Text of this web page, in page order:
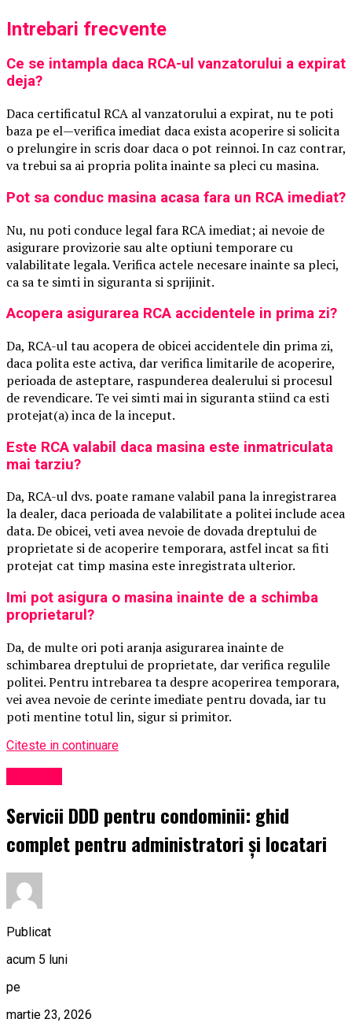
Intrebari frecvente
Ce se intampla daca RCA-ul vanzatorului a expirat
deja?
Daca certificatul RCA al vanzatorului a expirat, nu te poti
baza pe el—verifica imediat daca exista acoperire si solicita
o prelungire in scris doar daca o pot reinnoi. In caz contrar,
va trebui sa ai propria polita inainte sa pleci cu masina.
Pot sa conduc masina acasa fara un RCA imediat?
Nu, nu poti conduce legal fara RCA imediat; ai nevoie de
asigurare provizorie sau alte optiuni temporare cu
valabilitate legala. Verifica actele necesare inainte sa pleci,
ca sa te simti in siguranta si sprijinit.
Acopera asigurarea RCA accidentele in prima zi?
Da, RCA-ul tau acopera de obicei accidentele din prima zi,
daca polita este activa, dar verifica limitarile de acoperire,
perioada de asteptare, raspunderea dealerului si procesul
de revendicare. Te vei simti mai in siguranta stiind ca esti
protejat(a) inca de la inceput.
Este RCA valabil daca masina este inmatriculata
mai tarziu?
Da, RCA-ul dvs. poate ramane valabil pana la inregistrarea
la dealer, daca perioada de valabilitate a politei include acea
data. De obicei, veti avea nevoie de dovada dreptului de
proprietate si de acoperire temporara, astfel incat sa fiti
protejat cat timp masina este inregistrata ulterior.
Imi pot asigura o masina inainte de a schimba
proprietarul?
Da, de multe ori poti aranja asigurarea inainte de
schimbarea dreptului de proprietate, dar verifica regulile
politei. Pentru intrebarea ta despre acoperirea temporara,
vei avea nevoie de cerinte imediate pentru dovada, iar tu
poti mentine totul lin, sigur si primitor.
Citeste in continuare
Servicii DDD pentru condominii: ghid
complet pentru administratori și locatari
Publicat
acum 5 luni
pe
martie 23, 2026